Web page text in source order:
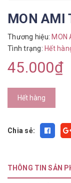
MON AMI
Thương hiệu: MON
Tình trạng: Hết
45.000₫
Hết hàng
Chia sẻ:
THÔNG TIN SẢN